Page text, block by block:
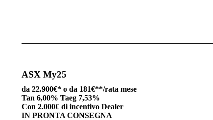
ASX My25
da 22.900€* o da 181€**/rata mese
Tan 6,00% Taeg 7,53%
Con 2.000€ di incentivo Dealer
IN PRONTA CONSEGNA